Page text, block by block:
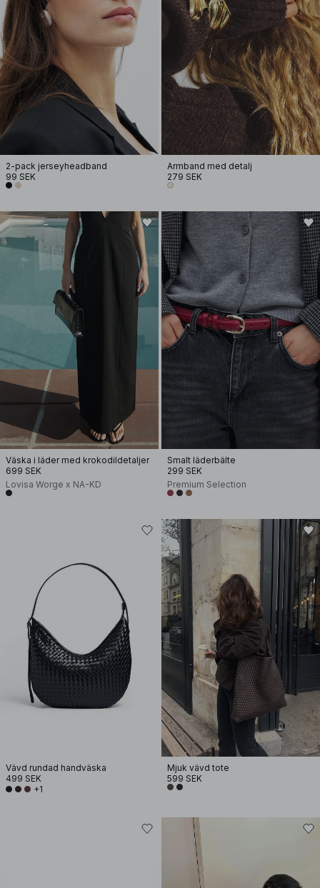
2-pack jerseyheadband
99 SEK
Armband med detalj
279 SEK
Väska i läder med krokodildetaljer
699 SEK
Lovisa Worge x NA-KD
Smalt läderbälte
299 SEK
Premium Selection
Vävd rundad handväska
499 SEK
+1
Mjuk vävd tote
599 SEK